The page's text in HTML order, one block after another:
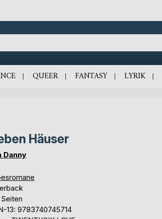
QUEER FANTASY LYRIK
Häuser
Danny
13: 9783740745714